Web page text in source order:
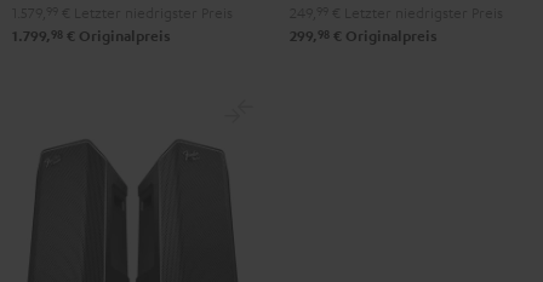
Black
1.799, 98 € Originalpreis
Set
299, 98 € Originalpreis